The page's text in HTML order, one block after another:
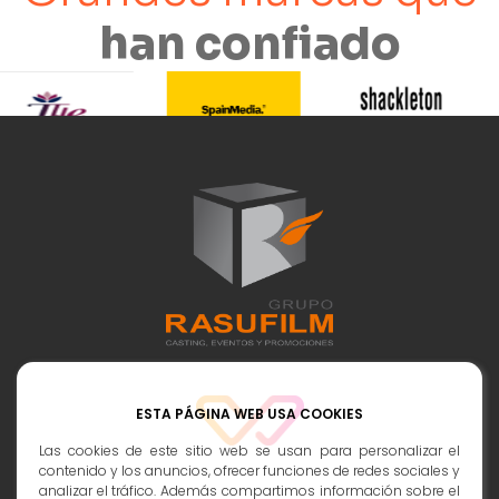
han confiado
info@rasufilm.es
693 398 247
ESTA PÁGINA WEB USA COOKIES
Las cookies de este sitio web se usan para personalizar el
contenido y los anuncios, ofrecer funciones de redes sociales y
analizar el tráfico. Además compartimos información sobre el